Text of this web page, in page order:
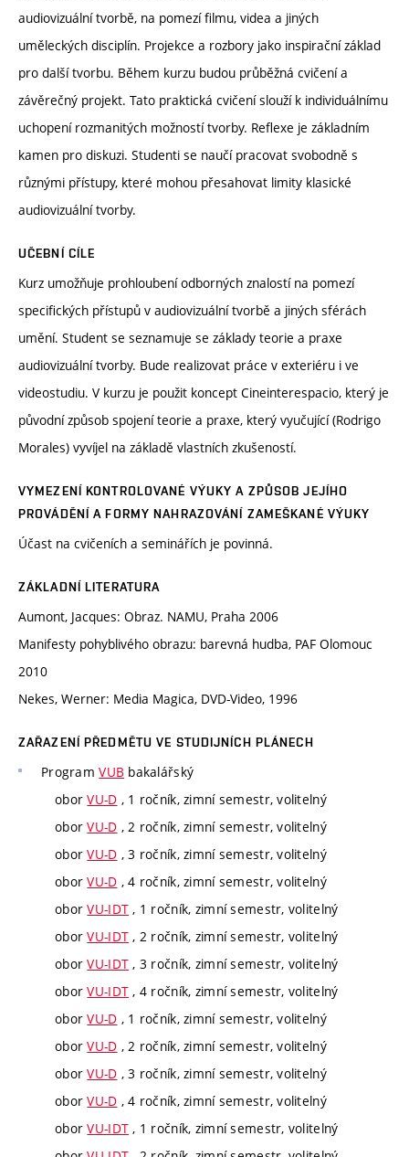
audiovizuální tvorbě, na pomezí filmu, videa a jiných
uměleckých disciplín. Projekce a rozbory jako inspirační základ
pro další tvorbu. Během kurzu budou průběžná cvičení a
závěrečný projekt. Tato praktická cvičení slouží k individuálnímu
uchopení rozmanitých možností tvorby. Reflexe je základním
kamen pro diskuzi. Studenti se naučí pracovat svobodně s
různými přístupy, které mohou přesahovat limity klasické
audiovizuální tvorby.
UČEBNÍ CÍLE
Kurz umožňuje prohloubení odborných znalostí na pomezí
specifických přístupů v audiovizuální tvorbě a jiných sférách
umění. Student se seznamuje se základy teorie a praxe
audiovizuální tvorby. Bude realizovat práce v exteriéru i ve
videostudiu. V kurzu je použit koncept Cineinterespacio, který je
původní způsob spojení teorie a praxe, který vyučující (Rodrigo
Morales) vyvíjel na základě vlastních zkušeností.
VYMEZENÍ KONTROLOVANÉ VÝUKY A ZPŮSOB JEJÍHO
PROVÁDĚNÍ A FORMY NAHRAZOVÁNÍ ZAMEŠKANÉ VÝUKY
Účast na cvičeních a seminářích je povinná.
ZÁKLADNÍ LITERATURA
Aumont, Jacques: Obraz. NAMU, Praha 2006
Manifesty pohyblivého obrazu: barevná hudba, PAF Olomouc
2010
Nekes, Werner: Media Magica, DVD-Video, 1996
ZAŘAZENÍ PŘEDMĚTU VE STUDIJNÍCH PLÁNECH
ProgramVUB bakalářský
oborVU-D , 1 ročník, zimní semestr, volitelný
oborVU-D , 2 ročník, zimní semestr, volitelný
oborVU-D , 3 ročník, zimní semestr, volitelný
oborVU-D , 4 ročník, zimní semestr, volitelný
oborVU-IDT , 1 ročník, zimní semestr, volitelný
oborVU-IDT , 2 ročník, zimní semestr, volitelný
oborVU-IDT , 3 ročník, zimní semestr, volitelný
oborVU-IDT , 4 ročník, zimní semestr, volitelný
oborVU-D , 1 ročník, zimní semestr, volitelný
oborVU-D , 2 ročník, zimní semestr, volitelný
oborVU-D , 3 ročník, zimní semestr, volitelný
oborVU-D , 4 ročník, zimní semestr, volitelný
oborVU-IDT , 1 ročník, zimní semestr, volitelný